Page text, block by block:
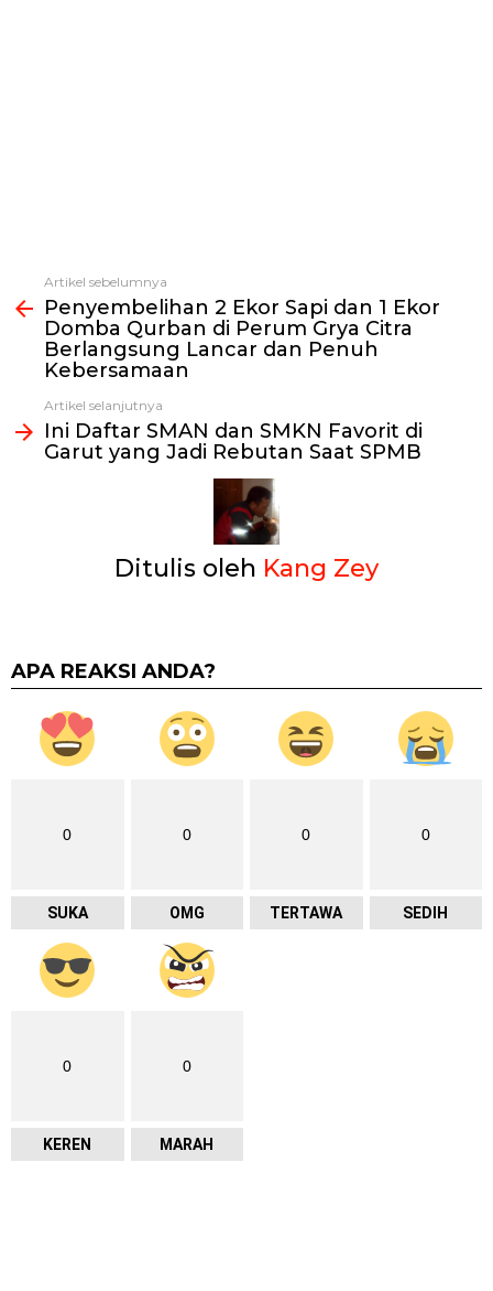
Lihat
selengkapnya
Artikel sebelumnya
Penyembelihan 2 Ekor Sapi dan 1 Ekor
Domba Qurban di Perum Grya Citra
Berlangsung Lancar dan Penuh
Kebersamaan
Artikel selanjutnya
Ini Daftar SMAN dan SMKN Favorit di
Garut yang Jadi Rebutan Saat SPMB
Ditulis oleh Kang Zey
APA REAKSI ANDA?
0
SUKA
0
OMG
0
TERTAWA
0
SEDIH
0
KEREN
0
MARAH